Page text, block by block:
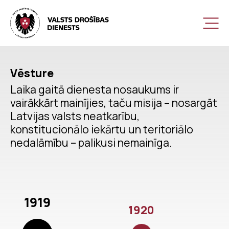
Vēsture
Laika gaitā dienesta nosaukums ir
vairākkārt mainījies, taču misija – nosargāt
Latvijas valsts neatkarību,
konstitucionālo iekārtu un teritoriālo
nedalāmību – palikusi nemainīga.
1919 1920